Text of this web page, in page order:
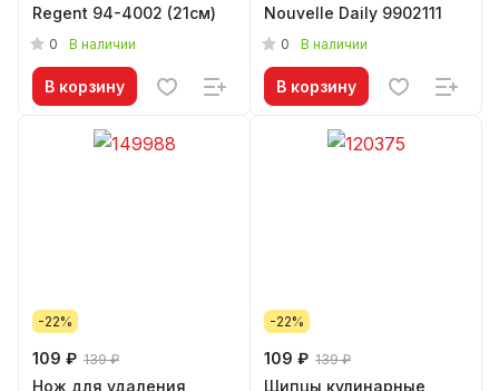
Regent 94-4002 (21см)
0 В наличии
В корзину
Nouvelle Daily 9902111
0 В наличии
В корзину
-22%
109 ₽ 139 ₽
Нож для удаления
-22%
109 ₽ 139 ₽
Щипцы кулинарные